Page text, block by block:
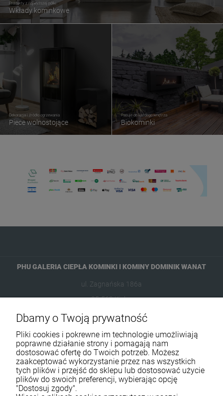
Produkty z najwyższej półki
Wkłady kominkowe
Dekoracja i źródło ogrzewania
Piece wolnostojące
Pasuje do każdego wnętrza
Biokominki
PHU GALERIA CIEPŁA KOMINKI I KOMINY DOMINIK WANAT
ul. Zagnańska 186a
25-563 Kielce
601954074
biuro@ikominki.pl
Pomoc
Dbamy o Twoją prywatność
Pliki cookies i pokrewne im technologie umożliwiają
poprawne działanie strony i pomagają nam
dostosować ofertę do Twoich potrzeb. Możesz
zaakceptować wykorzystanie przez nas wszystkich
tych plików i przejść do sklepu lub dostosować użycie
plików do swoich preferencji, wybierając opcję
"Dostosuj zgody".